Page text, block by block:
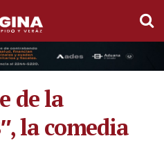
de la
la comedia